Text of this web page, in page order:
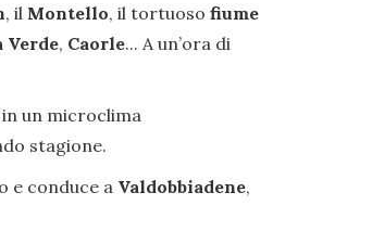
, il Montello, il tortuoso fiume
Verde, Caorle... A un’ora di
un microclima
stagione.
e conduce a Valdobbiadene,